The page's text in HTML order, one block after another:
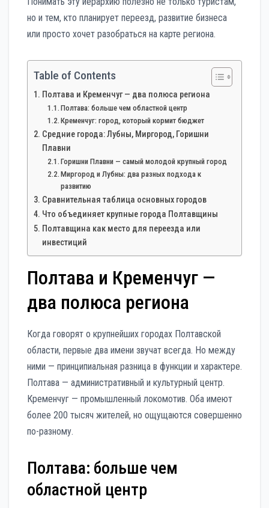
но и тем, кто планирует переезд, развитие бизнеса
или просто хочет разобраться на карте региона.
Table of Contents
Полтава и Кременчуг — два полюса региона
Полтава: больше чем областной центр
Кременчуг: город, который кормит бюджет
Средние города: Лубны, Миргород, Горишни
Плавни
Горишни Плавни — самый молодой крупный город
Миргород и Лубны: два разных подхода к
развитию
Сравнительная таблица основных городов
Что объединяет крупные города Полтавщины
Полтавщина как место для переезда или
инвестиций
Полтава и Кременчуг —
два полюса региона
Когда говорят о крупнейших городах Полтавской
области, первые два имени звучат всегда. Но между
ними — принципиальная разница в функции и характере.
Полтава — административный и культурный центр.
Кременчуг — промышленный локомотив. Оба имеют
более 200 тысяч жителей, но ощущаются совершенно
по-разному.
Полтава: больше чем
областной центр